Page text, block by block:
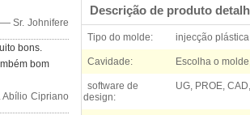
Sr. Johnifere
bons.
bom
Cipriano
Descrição de produto
Tipo do molde: injecção plástica
Cavidade: Escolha o
software de
design:
UG, PROE,